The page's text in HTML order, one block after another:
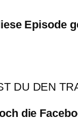
Episode
DU DEN
die